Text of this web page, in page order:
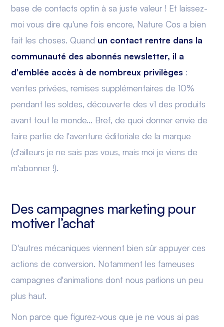
base de contacts optin à sa juste valeur ! Et laissez-
moi vous dire qu'une fois encore, Nature Cos a bien
fait les choses. Quand un contact rentre dans la
communauté des abonnés newsletter, il a
d'emblée accès à de nombreux privilèges :
ventes privées, remises supplémentaires de 10%
pendant les soldes, découverte des v1 des produits
avant tout le monde... Bref, de quoi donner envie de
faire partie de l'aventure éditoriale de la marque
(d'ailleurs je ne sais pas vous, mais moi je viens de
m'abonner !).
Des campagnes marketing pour
motiver l’achat
D'autres mécaniques viennent bien sûr appuyer ces
actions de conversion. Notamment les fameuses
campagnes d'animations dont nous parlions un peu
plus haut.
Non parce que figurez-vous que je ne vous ai pas